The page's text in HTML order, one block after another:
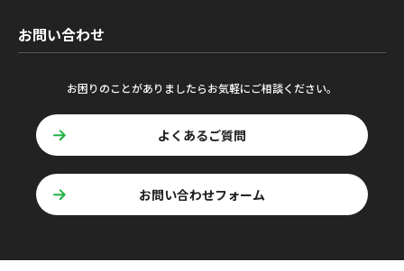
お問い合わせ
お困りのことがありましたらお気軽にご相談ください。
よくあるご質問
お問い合わせフォーム